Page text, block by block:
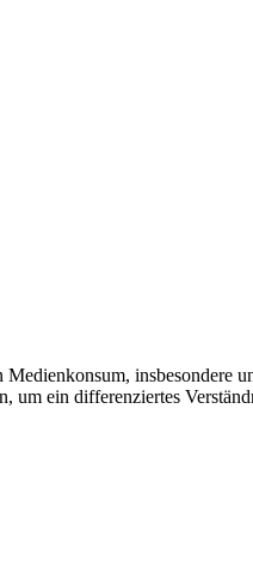
insbesondere
ein differenziertes